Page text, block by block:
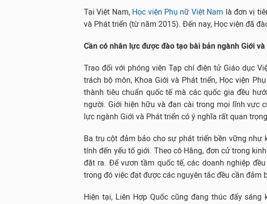
Tại Việt Nam, Học viện Phụ nữ Việt Nam là đơn vị
và Phát triển (từ năm 2015). Đến nay, Học viện đã
Cần có nhân lực được đào tạo bài bản ngành Giới
Trao đổi với phóng viên Tạp chí điện tử Giáo dục
trách bộ môn, Khoa Giới và Phát triển, Học viện
thành tiêu chuẩn quốc tế mà các quốc gia đều
người. Giới hiện hữu và đan cài trong mọi lĩnh vực
lực ngành Giới và Phát triển có ý nghĩa rất quan
Ba trụ cột đảm bảo cho sự phát triển bền vững như
tính đến yếu tố giới. Theo cô Hằng, đơn cử trong
đặt ra. Để vươn tầm quốc tế, các doanh nghiệp
trong đó việc đạt được các nguyên tắc đều cần đảm
Hiện tại, Liên Hợp Quốc cũng đang thúc đẩy sáng